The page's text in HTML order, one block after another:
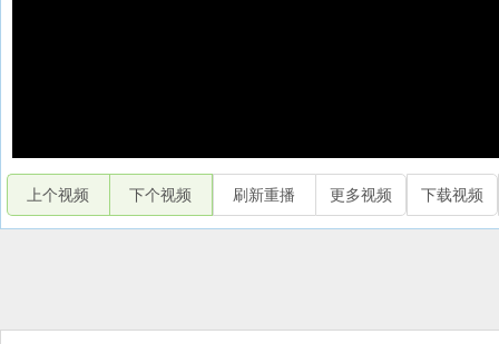
上个视频 下个视频 刷新重播 更多视频 下载视频